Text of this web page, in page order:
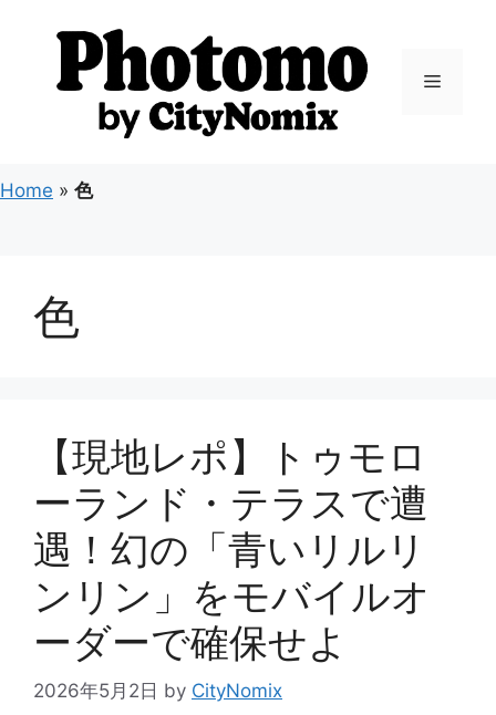
ス
キ
メ
Home » 色
色
【現地レポ】トゥモロ
ーランド・テラスで遭
遇！幻の「青いリルリ
ンリン」をモバイルオ
ーダーで確保せよ
2026年5月2日 by CityNomix